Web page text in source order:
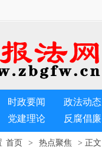
时政要闻 政法动态
党建理论 反腐倡廉
首页 > 热点聚焦 > 正文